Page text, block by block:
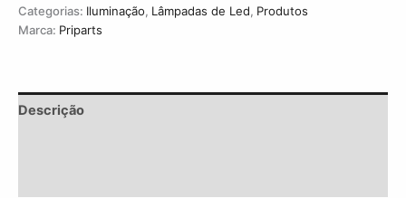
Categorias: Iluminação, Lâmpadas de Led, Produtos
Marca: Priparts
Descrição